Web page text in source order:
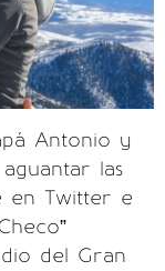
Antonio y
las
en Twitter e
del Gran